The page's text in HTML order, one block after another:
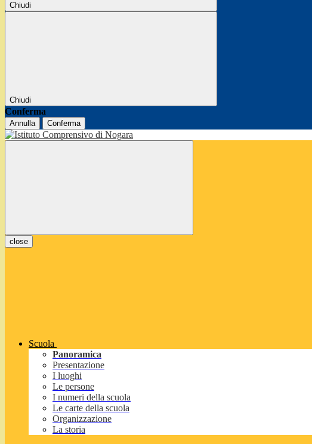
Chiudi
Chiudi
Conferma
Annulla Conferma
close
Scuola
Panoramica
Presentazione
I luoghi
Le persone
I numeri della scuola
Le carte della scuola
Organizzazione
La storia